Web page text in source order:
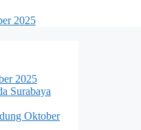
2025
2025
Surabaya
Oktober